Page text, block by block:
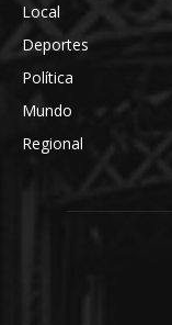
Local
Deportes
Política
Mundo
Regional